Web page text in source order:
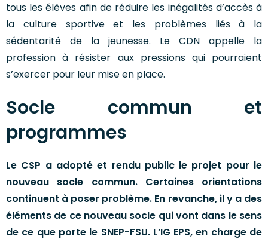
tous les élèves afin de réduire les inégalités d’accès à
la culture sportive et les problèmes liés à la
sédentarité de la jeunesse. Le CDN appelle la
profession à résister aux pressions qui pourraient
s’exercer pour leur mise en place.
Socle commun et
programmes
Le CSP a adopté et rendu public le projet pour le
nouveau socle commun. Certaines orientations
continuent à poser problème. En revanche, il y a des
éléments de ce nouveau socle qui vont dans le sens
de ce que porte le SNEP-FSU. L’IG EPS, en charge de